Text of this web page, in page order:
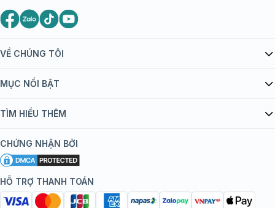
VỀ CHÚNG TÔI
Giới thiệu Tiêm Chủng FPT Long Châu
bán hàng
Chính sách nội dung
Chính sách bảo mật
Chính sách bảo mật dữ liệu cá nhân
MỤC NỔI BẬT
Danh mục vắc xin
Đội ngũ bác sĩ, chuyên gia
Hệ thống trung tâm tiêm chủng
TÌM HIỂU THÊM
Khuyến mãi
Tôi nên tiêm gì?
Tiêm chủng đi nước ngoài
CHỨNG NHẬN BỞI
HỖ TRỢ THANH TOÁN